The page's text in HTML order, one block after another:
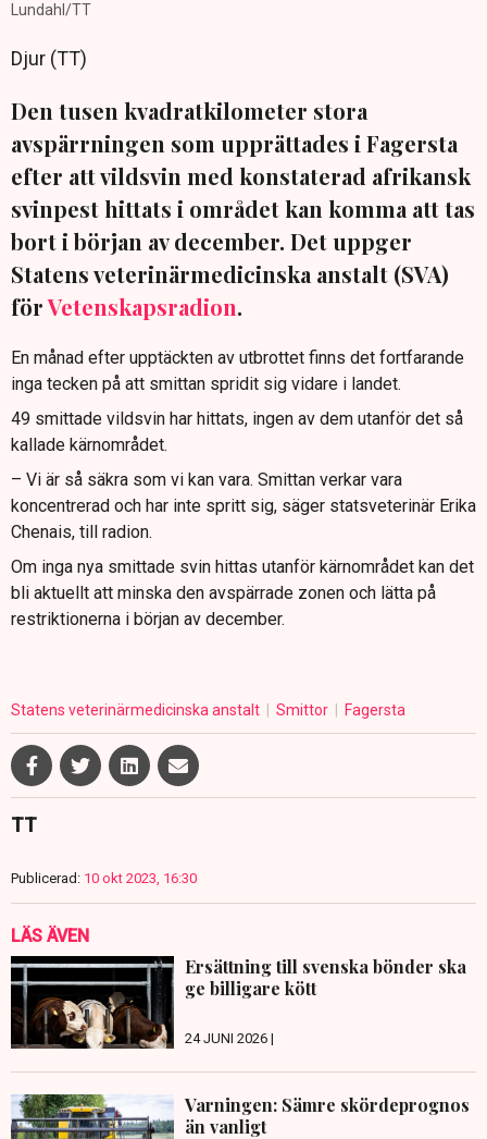
Lundahl/TT
Djur (TT)
Den tusen kvadratkilometer stora
avspärrningen som upprättades i Fagersta
efter att vildsvin med konstaterad afrikansk
svinpest hittats i området kan komma att tas
bort i början av december. Det uppger
Statens veterinärmedicinska anstalt (SVA)
förVetenskapsradion.
En månad efter upptäckten av utbrottet finns det fortfarande
inga tecken på att smittan spridit sig vidare i landet.
49 smittade vildsvin har hittats, ingen av dem utanför det så
kallade kärnområdet.
– Vi är så säkra som vi kan vara. Smittan verkar vara
koncentrerad och har inte spritt sig, säger statsveterinär Erika
Chenais, till radion.
Om inga nya smittade svin hittas utanför kärnområdet kan det
bli aktuellt att minska den avspärrade zonen och lätta på
restriktionerna i början av december.
Statens veterinärmedicinska anstalt Smittor Fagersta
TT
Publicerad: 10 okt 2023, 16:30
LÄS ÄVEN
Ersättning till svenska bönder ska
ge billigare kött
24 JUNI 2026 |
Varningen: Sämre skördeprognos
än vanligt